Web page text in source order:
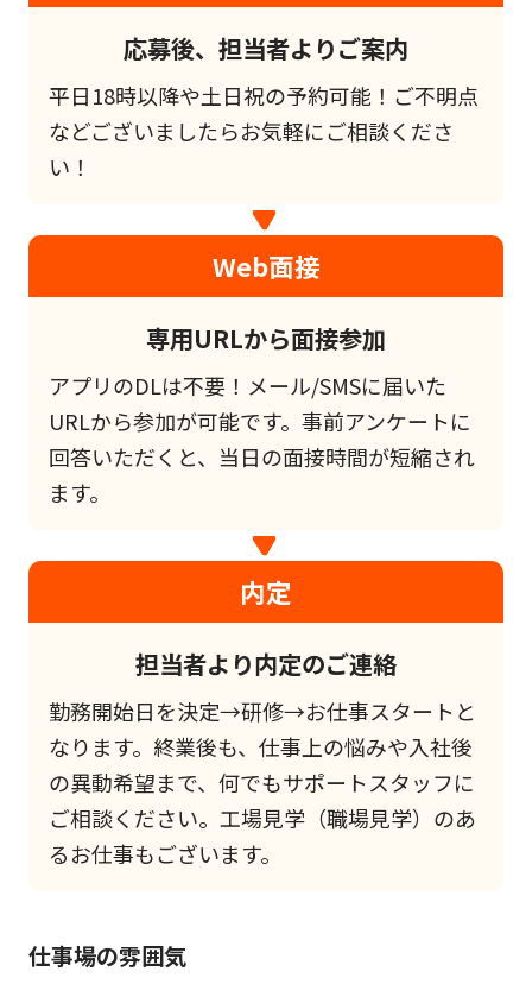
応募後、担当者よりご案内
平日18時以降や土日祝の予約可能！ご不明点
などございましたらお気軽にご相談くださ
い！
Web面接
専用URLから面接参加
アプリのDLは不要！メール/SMSに届いた
URLから参加が可能です。事前アンケートに
回答いただくと、当日の面接時間が短縮され
ます。
内定
担当者より内定のご連絡
勤務開始日を決定→研修→お仕事スタートと
なります。終業後も、仕事上の悩みや入社後
の異動希望まで、何でもサポートスタッフに
ご相談ください。工場見学（職場見学）のあ
るお仕事もございます。
仕事場の雰囲気